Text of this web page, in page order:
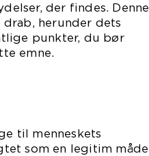
der findes. Denne
herunder dets
punkter, du bør
emne.
til menneskets
som en legitim måde